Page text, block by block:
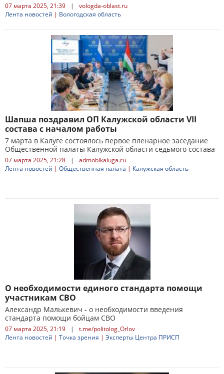
07 марта 2025, 21:39 |
vologda-oblast.ru
Лента новостей | Вологодская область
Шапша поздравил ОП Калужской области VII
состава с началом работы
7 марта в Калуге состоялось первое пленарное заседание
Общественной палаты Калужской области седьмого состава
07 марта 2025, 21:28 |
admoblkaluga.ru
Лента новостей | Общественная палата | Калужская область
О необходимости единого стандарта помощи
участникам СВО
Александр Малькевич - о необходимости введения
стандарта помощи бойцам СВО
07 марта 2025, 21:19 |
t.me/politolog_Orlov
Лента новостей | Точка зрения | Эксперты Центра ПРИСП